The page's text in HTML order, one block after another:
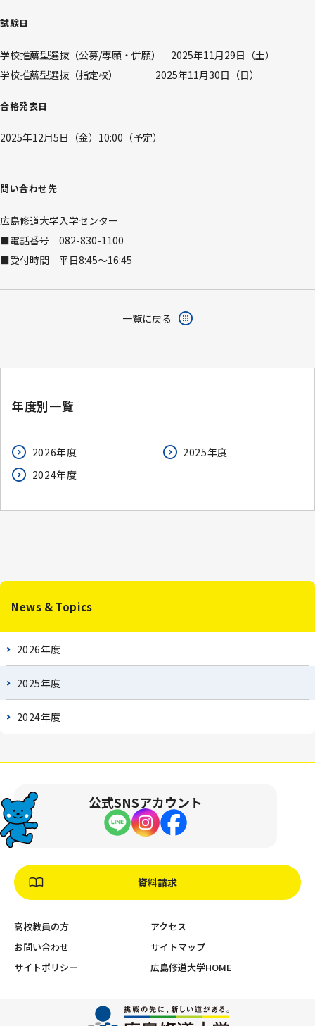
試験日
学校推薦型選抜（公募/専願・併願） 2025年11月29日（土）
学校推薦型選抜（指定校） 2025年11月30日（日）
合格発表日
2025年12月5日（金）10:00（予定）
問い合わせ先
広島修道大学入学センター
■電話番号 082-830-1100
■受付時間 平日8:45～16:45
一覧に戻る
年度別一覧
2026年度
2025年度
2024年度
News & Topics
2026年度
2025年度
2024年度
公式SNSアカウント
資料請求
高校教員の方
アクセス
お問い合わせ
サイトマップ
サイトポリシー
広島修道大学HOME